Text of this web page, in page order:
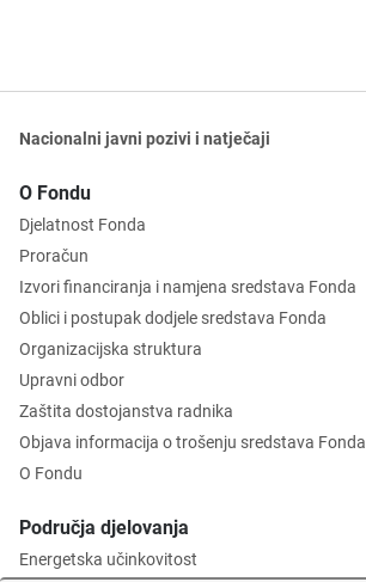
Nacionalni javni pozivi i natječaji
O Fondu
Djelatnost Fonda
Proračun
Izvori financiranja i namjena sredstava Fonda
Oblici i postupak dodjele sredstava Fonda
Organizacijska struktura
Upravni odbor
Zaštita dostojanstva radnika
Objava informacija o trošenju sredstava Fonda
O Fondu
Područja djelovanja
Energetska učinkovitost